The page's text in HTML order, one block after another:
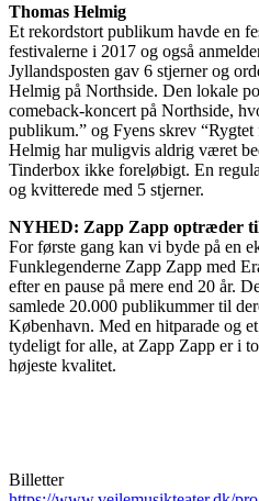
Thomas Helmig
Et rekordstort publikum havde en
festivalerne i 2017 og også
Jyllandsposten gav 6 stjerner og
Helmig på Northside. Den lokale
comeback-koncert på Northside,
publikum.” og Fyens skrev
Helmig har muligvis aldrig været
Tinderbox ikke foreløbigt. En
og kvitterede med 5 stjerner.
NYHED: Zapp Zapp optræder
For første gang kan vi byde på en
Funklegenderne Zapp Zapp med
efter en pause på mere end 20 år.
samlede 20.000 publikummer til
København. Med en hitparade og
tydeligt for alle, at Zapp Zapp er i
højeste kvalitet.
Billetter